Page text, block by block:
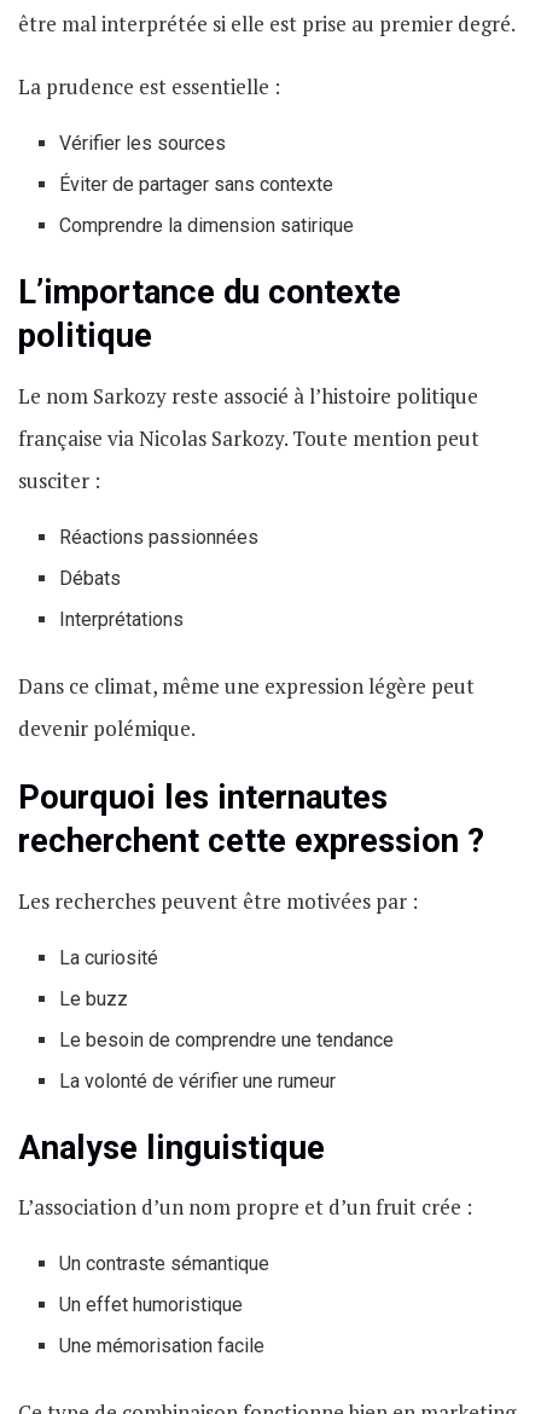
être mal interprétée si elle est prise au premier degré.
La prudence est essentielle :
Vérifier les sources
Éviter de partager sans contexte
Comprendre la dimension satirique
L’importance du contexte
politique
Le nom Sarkozy reste associé à l’histoire politique
française via Nicolas Sarkozy. Toute mention peut
susciter :
Réactions passionnées
Débats
Interprétations
Dans ce climat, même une expression légère peut
devenir polémique.
Pourquoi les internautes
recherchent cette expression ?
Les recherches peuvent être motivées par :
La curiosité
Le buzz
Le besoin de comprendre une tendance
La volonté de vérifier une rumeur
Analyse linguistique
L’association d’un nom propre et d’un fruit crée :
Un contraste sémantique
Un effet humoristique
Une mémorisation facile